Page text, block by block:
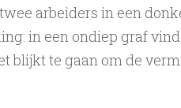
arbeiders in een
in een ondiep graf
blijkt te gaan om de